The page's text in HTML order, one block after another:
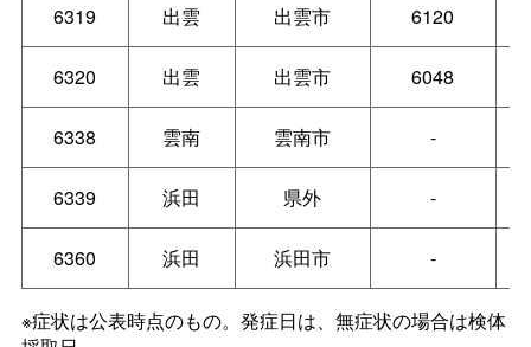
6319 出雲 出雲市 6120
6320 出雲 出雲市 6048
6338 雲南 雲南市 -
6339 浜田 県外 -
6360 浜田 浜田市 -
※症状は公表時点のもの。発症日は、無症状の場合は検体